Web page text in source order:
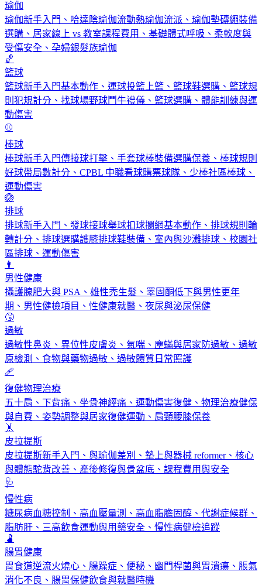
瑜伽
瑜伽新手入門、哈達陰瑜伽流動熱瑜伽流派、瑜伽墊磚繩裝備
選購、居家線上 vs 教室課程費用、基礎體式呼吸、柔軟度與
受傷安全、孕婦銀髮族瑜伽
🏀
籃球
籃球新手入門基本動作、運球投籃上籃、籃球鞋選購、籃球規
則犯規計分、找球場野球鬥牛禮儀、籃球選購、體能訓練與運
動傷害
⚾
棒球
棒球新手入門傳接球打擊、手套球棒裝備選購保養、棒球規則
好球帶局數計分、CPBL 中職看球購票球隊、少棒社區棒球、
運動傷害
🏐
排球
排球新手入門、發球接球舉球扣球攔網基本動作、排球規則輪
轉計分、排球選購護膝排球鞋裝備、室內與沙灘排球、校園社
區排球、運動傷害
👨
男性健康
攝護腺肥大與 PSA、雄性禿生髮、睪固酮低下與男性更年
期、男性健檢項目、性健康就醫、夜尿與泌尿保健
🤧
過敏
過敏性鼻炎、異位性皮膚炎、氣喘、塵蟎與居家防過敏、過敏
原檢測、食物與藥物過敏、過敏體質日常照護
🩹
復健物理治療
五十肩、下背痛、坐骨神經痛、運動傷害復健、物理治療健保
與自費、姿勢調整與居家復健運動、肩頸腰膝保養
🤸
皮拉提斯
皮拉提斯新手入門、與瑜伽差別、墊上與器械 reformer、核心
與體態駝背改善、產後修復與骨盆底、課程費用與安全
🩺
慢性病
糖尿病血糖控制、高血壓量測、高血脂膽固醇、代謝症候群、
脂肪肝、三高飲食運動與用藥安全、慢性病健檢追蹤
🫃
腸胃健康
胃食道逆流火燒心、腸躁症、便秘、幽門桿菌與胃潰瘍、脹氣
消化不良、腸胃保健飲食與就醫時機